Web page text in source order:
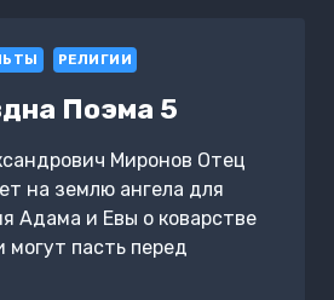
РЕЛИГИИ
Поэма 5
Миронов Отец
на землю ангела для
Адама и Евы о коварстве
могут пасть перед